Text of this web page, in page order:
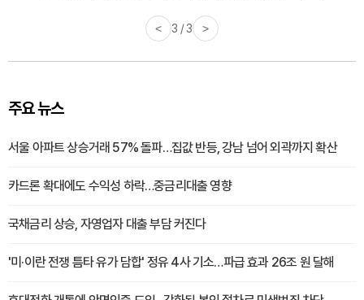
< 1 / 3 >
주요 뉴스
서울 아파트 상승거래 57% 돌파…집값 반등, 강남 넘어 외곽까지 확산
카드론 확대에도 수익성 하락…중금리대출 영향
국채금리 상승, 자영업자 대출 부담 커진다
'미·이란 전쟁 틈타 유가 담합' 정유 4사 기소…파급 효과 26조 원 달해